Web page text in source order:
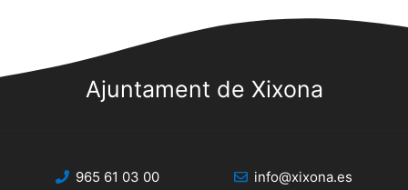
Ajuntament de Xixona
965 61 03 00 info@xixona.es